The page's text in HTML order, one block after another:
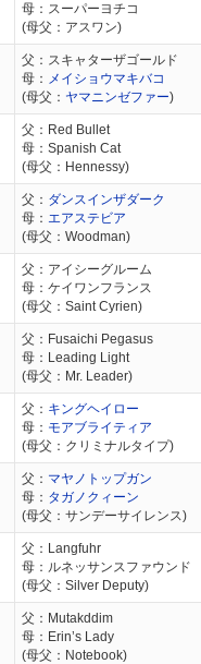
母：スーパーヨチコ
(母父：アスワン)
父：スキャターザゴールド
母： メイショウマキバコ
(母父： ヤマニンゼファー)
父：Red Bullet
母：Spanish Cat
(母父：Hennessy)
父： ダンスインザダーク
母： エアステビア
(母父：Woodman)
父：アイシーグルーム
母：ケイワンフランス
(母父：Saint Cyrien)
父：Fusaichi Pegasus
母：Leading Light
(母父：Mr. Leader)
父： キングヘイロー
母： モアブライティア
(母父：クリミナルタイプ)
父： マヤノトップガン
母： タガノクィーン
(母父：サンデーサイレンス)
父：Langfuhr
母：ルネッサンスファウンド
(母父：Silver Deputy)
父：Mutakddim
母：Erin’s Lady
(母父：Notebook)